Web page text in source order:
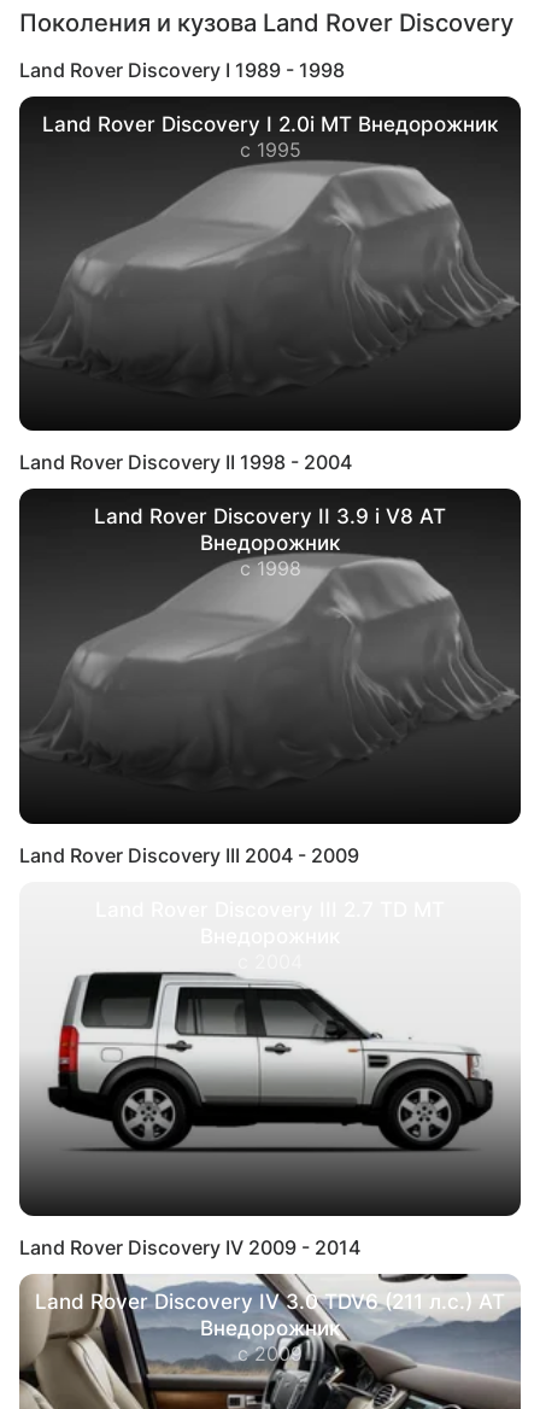
Поколения и кузова Land Rover Discovery
Land Rover Discovery I 1989 - 1998
Land Rover Discovery I 2.0i MT Внедорожник
с 1995
Land Rover Discovery II 1998 - 2004
Land Rover Discovery II 3.9 i V8 AT
Внедорожник
с 1998
Land Rover Discovery III 2004 - 2009
Land Rover Discovery IV 2009 - 2014
Land Rover Discovery IV 3.0 TDV6 (211 л.с.) AT
Внедорожник
с 2009